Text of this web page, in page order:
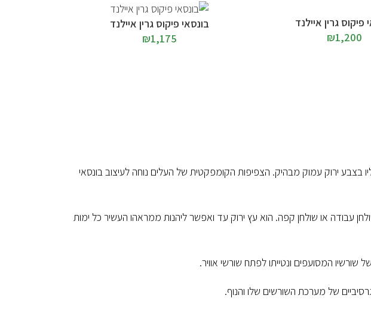
פיקוס גרין איילנד
₪1,200
בונסאי פיקוס גרין איילנד
₪1,175
בצבע ירוק עמוק מבהיק. הצפיפות הקומפקטית של העלים נוחה לעיצוב בונסאי
עבודה או שולחן קפה. הוא עץ ירוק עד ואפשר ליהנות ממראהו העשיר כל ימות
שורשיו המסועפים ונטייתו לפתח שורשי אוויר.
של מערכת השורשים שלו והנוף.